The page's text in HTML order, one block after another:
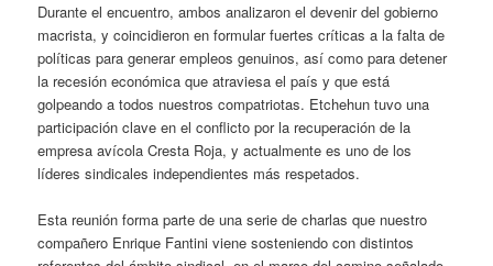
Durante el encuentro, ambos analizaron el devenir del gobierno
macrista, y coincidieron en formular fuertes críticas a la falta de
políticas para generar empleos genuinos, así como para detener
la recesión económica que atraviesa el país y que está
golpeando a todos nuestros compatriotas. Etchehun tuvo una
participación clave en el conflicto por la recuperación de la
empresa avícola Cresta Roja, y actualmente es uno de los
líderes sindicales independientes más respetados.
Esta reunión forma parte de una serie de charlas que nuestro
compañero Enrique Fantini viene sosteniendo con distintos